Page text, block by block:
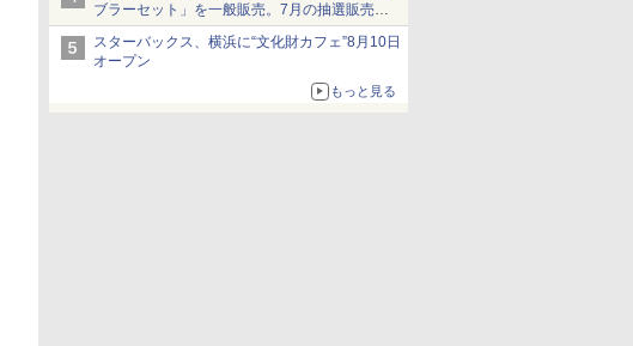
ブラーセット」を一般販売。7月の抽選販売の
当選無効分
スターバックス、横浜に“文化財カフェ”8月10日
オープン
もっと見る